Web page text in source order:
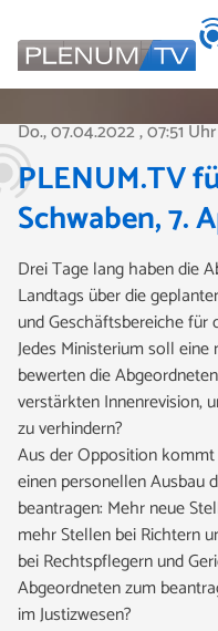
Do., 07.04.2022, 07:51 Uhr
PLENUM.TV
Schwaben, 7.
Drei Tage lang haben die
Landtags über die
und Geschäftsbereiche für
Jedes Ministerium soll
bewerten die
verstärkten Innenrevision,
zu verhindern?
Aus der Opposition
einen personellen Ausbau
beantragen: Mehr neue
mehr Stellen bei Richtern
bei Rechtspflegern und
Abgeordneten zum
im Justizwesen?